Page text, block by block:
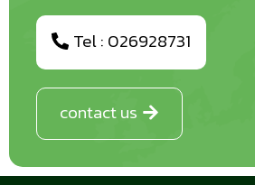
Tel : 026928731
contact us